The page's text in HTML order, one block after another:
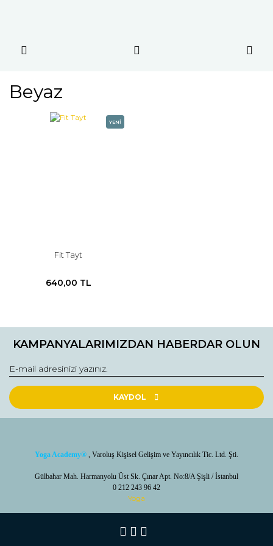
Beyaz
YENİ
Fit Tayt
640,00 TL
KAMPANYALARIMIZDAN HABERDAR OLUN
KAYDOL
Yoga Academy® , Varoluş Kişisel Gelişim ve Yayıncılık Tic. Ltd. Şti.
Gülbahar Mah. Harmanyolu Üst Sk. Çınar Apt. No:8/A Şişli / İstanbul
0 212 243 96 42
Yoga